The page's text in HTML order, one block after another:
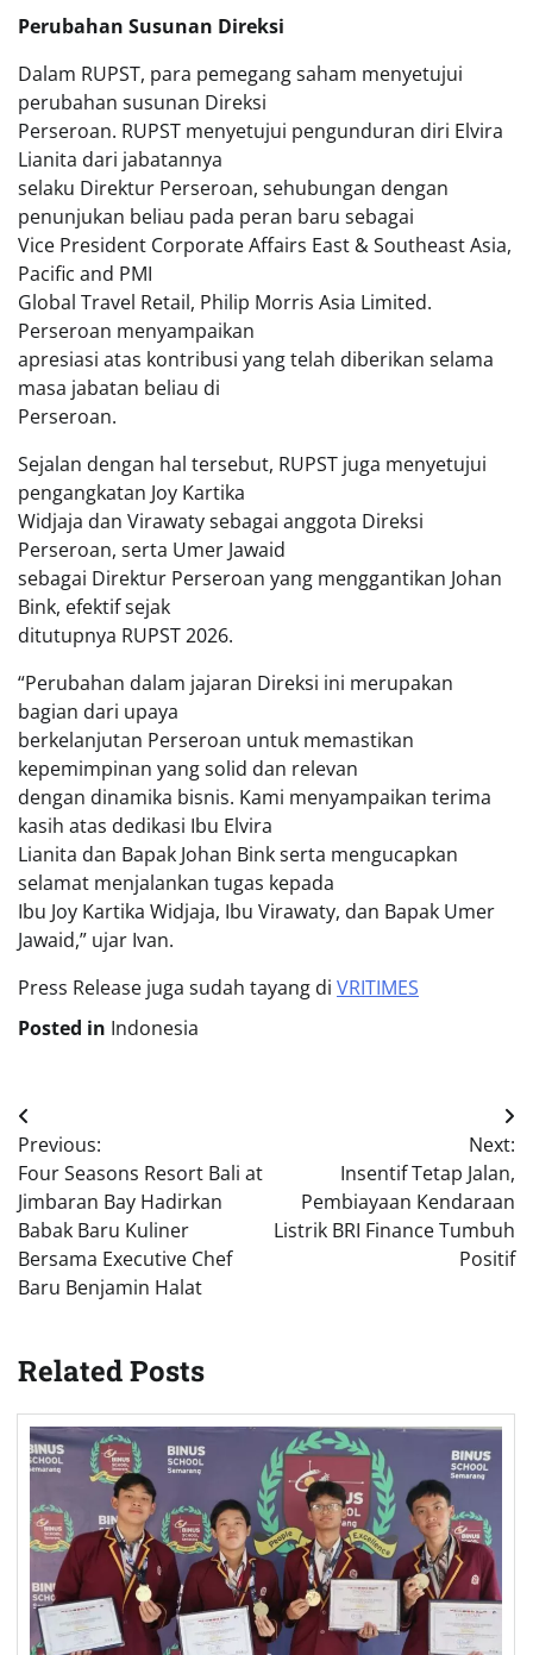
Perubahan Susunan Direksi
Dalam RUPST, para pemegang saham menyetujui
perubahan susunan Direksi
Perseroan. RUPST menyetujui pengunduran diri Elvira
Lianita dari jabatannya
selaku Direktur Perseroan, sehubungan dengan
penunjukan beliau pada peran baru sebagai
Vice President Corporate Affairs East & Southeast Asia,
Pacific and PMI
Global Travel Retail, Philip Morris Asia Limited.
Perseroan menyampaikan
apresiasi atas kontribusi yang telah diberikan selama
masa jabatan beliau di
Perseroan.
Sejalan dengan hal tersebut, RUPST juga menyetujui
pengangkatan Joy Kartika
Widjaja dan Virawaty sebagai anggota Direksi
Perseroan, serta Umer Jawaid
sebagai Direktur Perseroan yang menggantikan Johan
Bink, efektif sejak
ditutupnya RUPST 2026.
“Perubahan dalam jajaran Direksi ini merupakan
bagian dari upaya
berkelanjutan Perseroan untuk memastikan
kepemimpinan yang solid dan relevan
dengan dinamika bisnis. Kami menyampaikan terima
kasih atas dedikasi Ibu Elvira
Lianita dan Bapak Johan Bink serta mengucapkan
selamat menjalankan tugas kepada
Ibu Joy Kartika Widjaja, Ibu Virawaty, dan Bapak Umer
Jawaid,” ujar Ivan.
Press Release juga sudah tayang di VRITIMES
Posted in Indonesia
Post
navigation
Previous:
Four Seasons Resort Bali at
Jimbaran Bay Hadirkan
Babak Baru Kuliner
Bersama Executive Chef
Baru Benjamin Halat
Next:
Insentif Tetap Jalan,
Pembiayaan Kendaraan
Listrik BRI Finance Tumbuh
Positif
Related Posts